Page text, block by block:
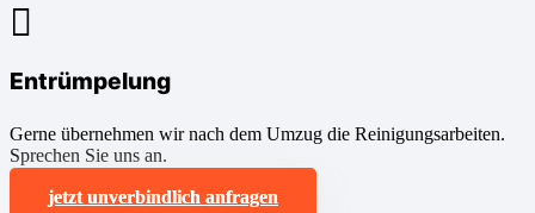
Entrümpelung
Gerne übernehmen wir nach dem Umzug die Reinigungsarbeiten.
Sprechen Sie uns an.
jetzt unverbindlich anfragen